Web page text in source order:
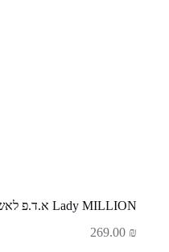
Lady MILLION א.ד.פ לאשה 80 מ"ל
269.00 ₪